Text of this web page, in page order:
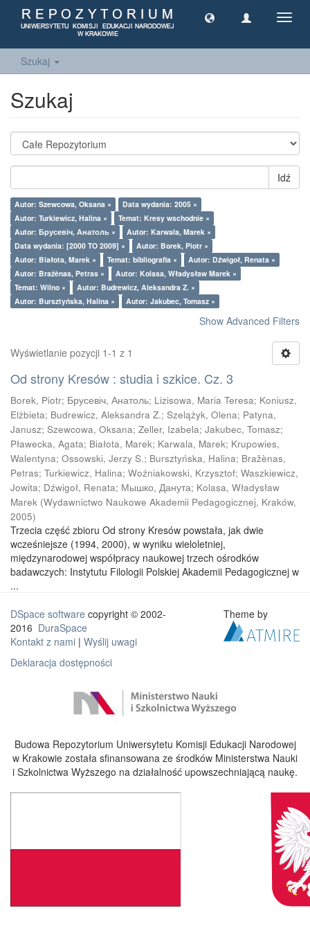
Szukaj
Szukaj
Idź
Autor: Szewcowa, Oksana ×
Data wydania: 2005 ×
Autor: Turkiewicz, Halina ×
Temat: Kresy wschodnie ×
Autor: Брусевіч, Анатоль ×
Autor: Karwala, Marek ×
Data wydania: [2000 TO 2009] ×
Autor: Borek, Piotr ×
Autor: Białota, Marek ×
Temat: bibliografia ×
Autor: Dźwigoł, Renata ×
Autor: Bražènas, Petras ×
Autor: Kolasa, Władysław Marek ×
Temat: Wilno ×
Autor: Budrewicz, Aleksandra Z. ×
Autor: Bursztyńska, Halina ×
Autor: Jakubec, Tomasz ×
Show Advanced Filters
Wyświetlanie pozycji 1-1 z 1
Od strony Kresów : studia i szkice. Cz. 3
Borek, Piotr; Брусевіч, Анатоль; Lizisowa, Maria Teresa; Koniusz,
Elżbieta; Budrewicz, Aleksandra Z.; Szelążyk, Olena; Patyna,
Janusz; Szewcowa, Oksana; Zeller, Izabela; Jakubec, Tomasz;
Pławecka, Agata; Białota, Marek; Karwala, Marek; Krupowies,
Walentyna; Ossowski, Jerzy S.; Bursztyńska, Halina; Bražènas,
Petras; Turkiewicz, Halina; Woźniakowski, Krzysztof; Waszkiewicz,
Jowita; Dźwigoł, Renata; Мышко, Данута; Kolasa, Władysław
Marek (Wydawnictwo Naukowe Akademii Pedagogicznej, Kraków,
2005)
Trzecia część zbioru Od strony Kresów powstała, jak dwie
wcześniejsze (1994, 2000), w wyniku wieloletniej,
międzynarodowej współpracy naukowej trzech ośrodków
badawczych: Instytutu Filologii Polskiej Akademii Pedagogicznej w
...
DSpace software copyright © 2002-
2016 DuraSpace
Kontakt z nami | Wyślij uwagi
Deklaracja dostępności
Theme by
Budowa Repozytorium Uniwersytetu Komisji Edukacji Narodowej
w Krakowie została sfinansowana ze środków Ministerstwa Nauki
i Szkolnictwa Wyższego na działalność upowszechniającą naukę.